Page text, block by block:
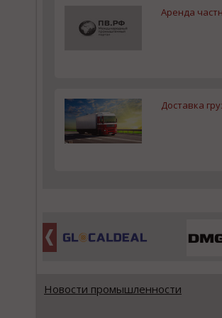
Аренда
Доставка
Новости промышленности